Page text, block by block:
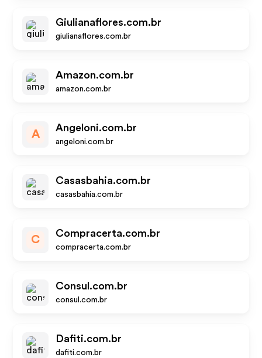
Giulianaflores.com.br
giulianaflores.com.br
Amazon.com.br
amazon.com.br
A
Angeloni.com.br
angeloni.com.br
Casasbahia.com.br
casasbahia.com.br
C
Compracerta.com.br
compracerta.com.br
Consul.com.br
consul.com.br
Dafiti.com.br
dafiti.com.br